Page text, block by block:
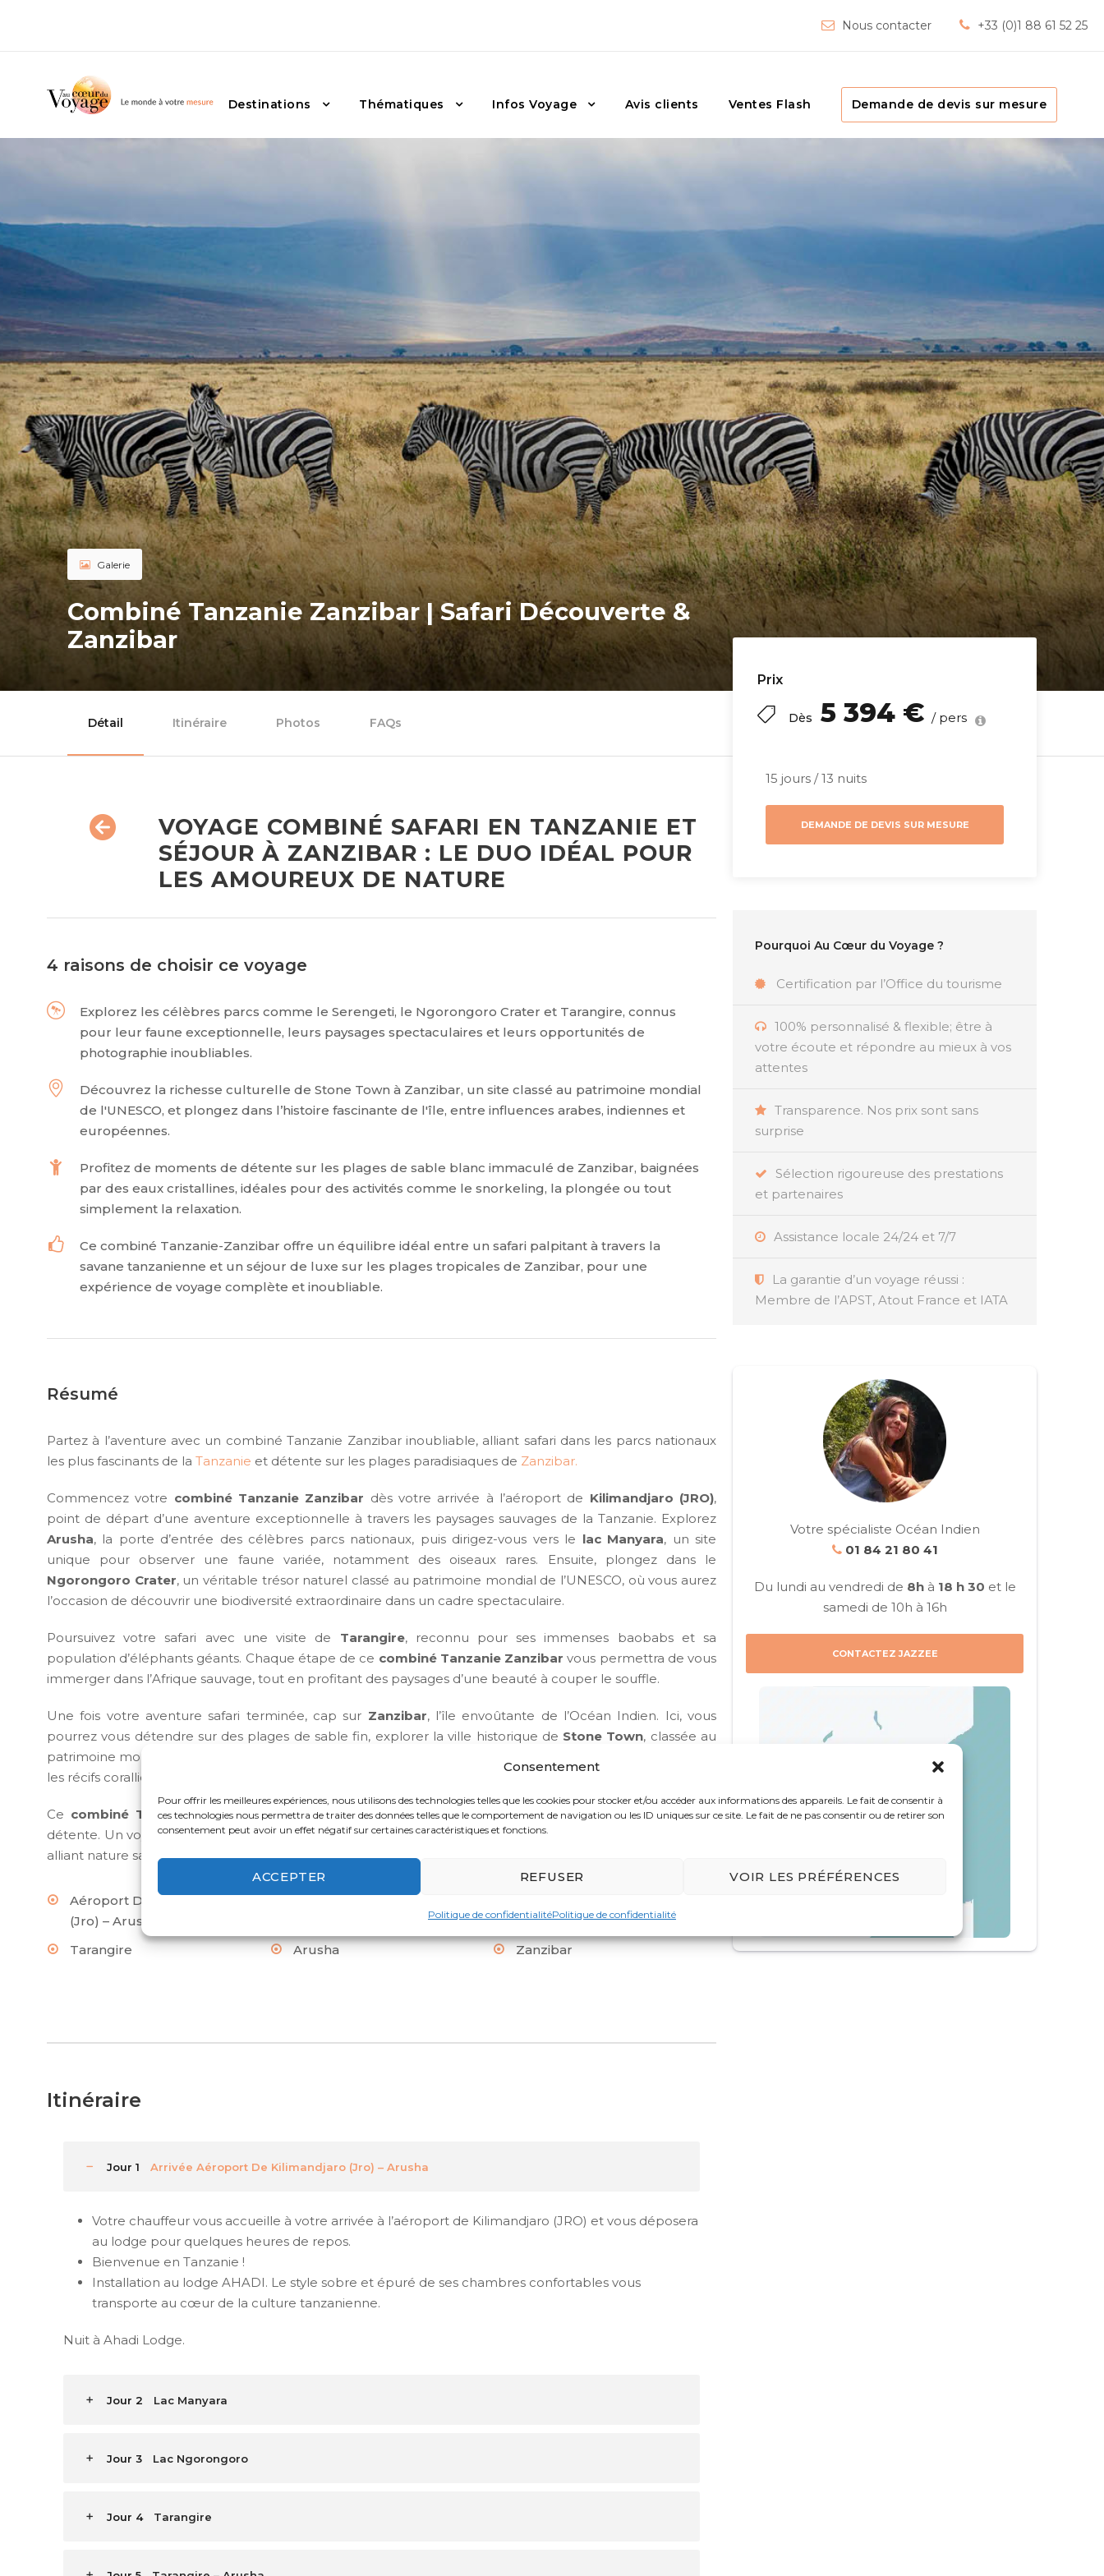
Consentement
Pour offrir les meilleures expériences, nous utilisons des technologies telles que les cookies pour stocker et/ou accéder aux informations des appareils. Le fait de consentir à
ces technologies nous permettra de traiter des données telles que le comportement de navigation ou les ID uniques sur ce site. Le fait de ne pas consentir ou de retirer son
consentement peut avoir un effet négatif sur certaines caractéristiques et fonctions.
ACCEPTER REFUSER VOIR LES PRÉFÉRENCES
Politique de confidentialitéPolitique de confidentialité
Nous contacter +33 (0)1 88 61 52 25
Destinations Thématiques Infos Voyage Avis clients Ventes Flash Demande de devis sur mesure
Galerie
Combiné Tanzanie Zanzibar | Safari Découverte &
Zanzibar
Prix
Dès 5 394 € / pers
15 jours / 13 nuits
DEMANDE DE DEVIS SUR MESURE
Pourquoi Au Cœur du Voyage ?
Certification par l’Office du tourisme
100% personnalisé & flexible; être à
votre écoute et répondre au mieux à vos
attentes
Transparence. Nos prix sont sans
surprise
Sélection rigoureuse des prestations
et partenaires
Assistance locale 24/24 et 7/7
La garantie d’un voyage réussi :
Membre de l’APST, Atout France et IATA
Votre spécialiste Océan Indien
01 84 21 80 41
Du lundi au vendredi de 8hà 18 h 30 et le
samedi de 10h à 16h
CONTACTEZ JAZZEE
Détail Itinéraire Photos FAQs
VOYAGE COMBINÉ SAFARI EN TANZANIE ET
SÉJOUR À ZANZIBAR : LE DUO IDÉAL POUR
LES AMOUREUX DE NATURE
4 raisons de choisir ce voyage
Explorez les célèbres parcs comme le Serengeti, le Ngorongoro Crater et Tarangire, connus
pour leur faune exceptionnelle, leurs paysages spectaculaires et leurs opportunités de
photographie inoubliables.
Découvrez la richesse culturelle de Stone Town à Zanzibar, un site classé au patrimoine mondial
de l'UNESCO, et plongez dans l’histoire fascinante de l'île, entre influences arabes, indiennes et
européennes.
Profitez de moments de détente sur les plages de sable blanc immaculé de Zanzibar, baignées
par des eaux cristallines, idéales pour des activités comme le snorkeling, la plongée ou tout
simplement la relaxation.
Ce combiné Tanzanie-Zanzibar offre un équilibre idéal entre un safari palpitant à travers la
savane tanzanienne et un séjour de luxe sur les plages tropicales de Zanzibar, pour une
expérience de voyage complète et inoubliable.
Résumé
Partez à l’aventure avec un combiné Tanzanie Zanzibar inoubliable, alliant safari dans les parcs nationaux
les plus fascinants de la Tanzanie et détente sur les plages paradisiaques de Zanzibar.
Commencez votre combiné Tanzanie Zanzibar dès votre arrivée à l’aéroport de Kilimandjaro (JRO),
point de départ d’une aventure exceptionnelle à travers les paysages sauvages de la Tanzanie. Explorez
Arusha, la porte d’entrée des célèbres parcs nationaux, puis dirigez-vous vers le lac Manyara, un site
unique pour observer une faune variée, notamment des oiseaux rares. Ensuite, plongez dans le
Ngorongoro Crater, un véritable trésor naturel classé au patrimoine mondial de l’UNESCO, où vous aurez
l’occasion de découvrir une biodiversité extraordinaire dans un cadre spectaculaire.
Poursuivez votre safari avec une visite de Tarangire, reconnu pour ses immenses baobabs et sa
population d’éléphants géants. Chaque étape de ce combiné Tanzanie Zanzibar vous permettra de vous
immerger dans l’Afrique sauvage, tout en profitant des paysages d’une beauté à couper le souffle.
Une fois votre aventure safari terminée, cap sur Zanzibar, l’île envoûtante de l’Océan Indien. Ici, vous
pourrez vous détendre sur des plages de sable fin, explorer la ville historique de Stone Town, classée au
patrimoine mondial de l’UNESCO, et profiter des eaux cristallines pour faire du snorkeling ou plonger parmi
les récifs coralliens.
Ce combiné Tanzanie Zanzibar est l’expérience parfaite pour ceux qui recherchent l’aventure et la
détente. Un voyage alliantsafari en Tanzanieetséjour de luxe à Zanzibar, pour un souvenir inoubliable
alliant nature sauvage et paradis tropical.
Aéroport De Kilimandjaro
(Jro) – Arusha
Tarangire Arusha Zanzibar
Itinéraire
Jour 1 Arrivée Aéroport De Kilimandjaro (Jro) – Arusha
Votre chauffeur vous accueille à votre arrivée à l’aéroport de Kilimandjaro (JRO) et vous déposera
au lodge pour quelques heures de repos.
Bienvenue en Tanzanie !
Installation au lodge AHADI. Le style sobre et épuré de ses chambres confortables vous
transporte au cœur de la culture tanzanienne.
Nuit à Ahadi Lodge.
Jour 2 Lac Manyara
Jour 3 Lac Ngorongoro
Jour 4 Tarangire